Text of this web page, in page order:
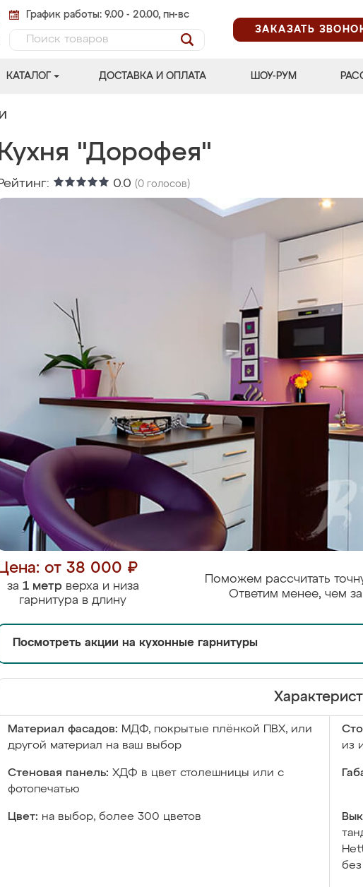
График работы: 9.00 - 20.00, пн-вс
ЗАКАЗАТЬ
КАТАЛОГ ДОСТАВКА И ОПЛАТА ШОУ-РУМ
Кухня "Дорофея"
0.0 (0 голосов)
Цена: от 38 000 ₽
за 1 метрверха и низа
гарнитура в длину
Поможем рассчитать
Ответим менее, чем
Посмотреть акции на кухонные гарнитуры
Материал фасадов: МДФ, покрытые плёнкой ПВХ, или
другой материал на ваш выбор
из
Стеновая панель: ХДФ в цвет столешницы или с
фотопечатью
Цвет: на выбор, более 300 цветов